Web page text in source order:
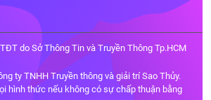
do Sở Thông Tin và Truyền Thông Tp.HCM
ty TNHH Truyền thông và giải trí Sao Thủy.
hình thức nếu không có sự chấp thuận bằng